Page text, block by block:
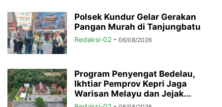
Polsek Kundur Gelar Gerakan
Pangan Murah di Tanjungbatu
Redaksi-02 - 06/08/2026
Program Penyengat Bedelau,
Ikhtiar Pemprov Kepri Jaga
Warisan Melayu dan Jejak...